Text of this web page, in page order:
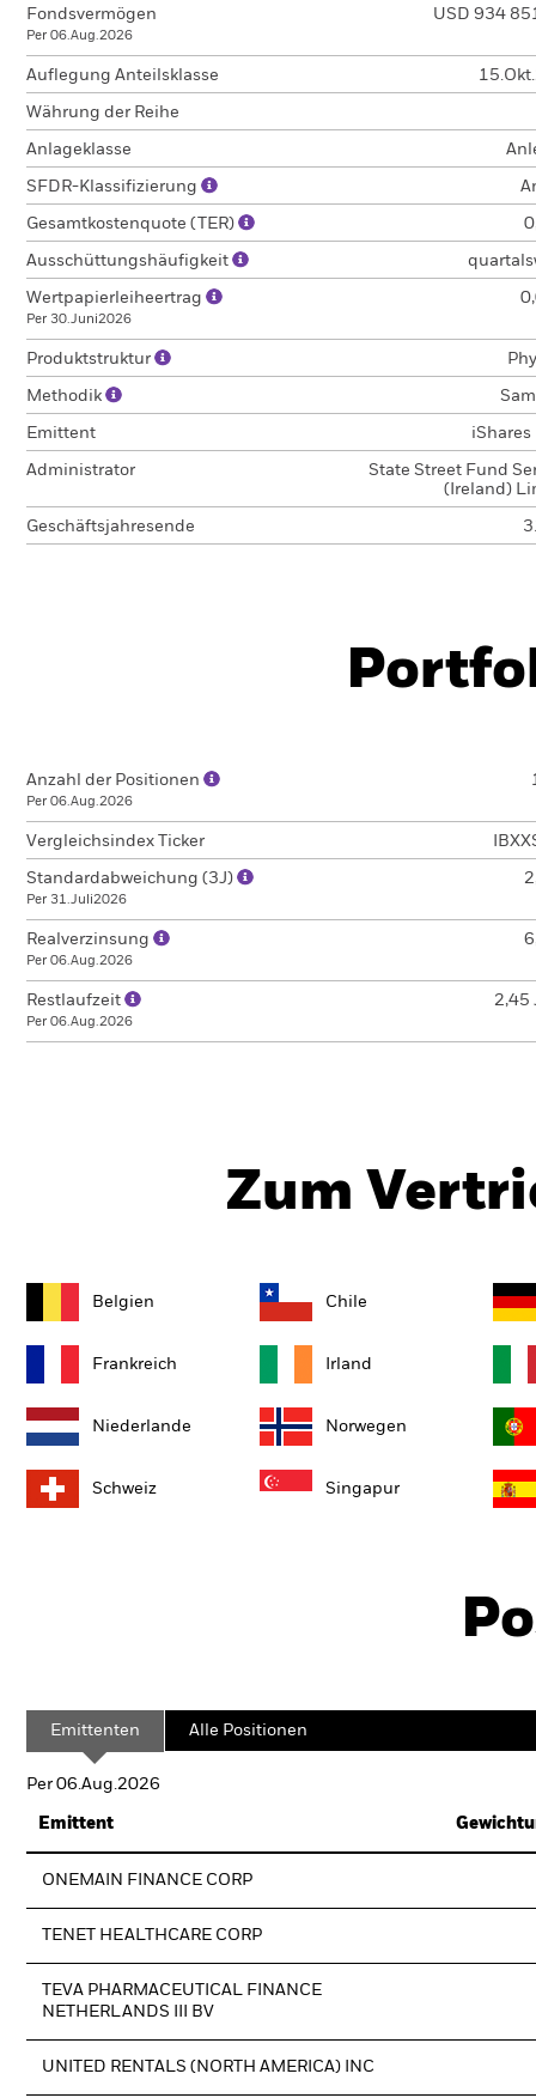
Fondsvermögen
Per 06.Aug.2026
USD 934
Auflegung Anteilsklasse
Währung der Reihe
Anlageklasse
SFDR-Klassifizierung
Gesamtkostenquote (TER)
Ausschüttungshäufigkeit
Wertpapierleiheertrag
Per 30.Juni2026
Produktstruktur
Methodik
Emittent iShares
Administrator
State Street Fund
(Ireland)
Geschäftsjahresende
Anzahl der Positionen
Per 06.Aug.2026
Vergleichsindex Ticker
Standardabweichung (3J)
Per 31.Juli2026
Realverzinsung
Per 06.Aug.2026
Restlaufzeit
Per 06.Aug.2026
2,45
Zum
Belgien Chile
Frankreich Irland
Niederlande Norwegen
Schweiz Singapur
Emittenten Alle Positionen
Per 06.Aug.2026
Emittent
ONEMAIN FINANCE CORP
TENET HEALTHCARE CORP
TEVA PHARMACEUTICAL FINANCE
NETHERLANDS III BV
UNITED RENTALS (NORTH AMERICA) INC